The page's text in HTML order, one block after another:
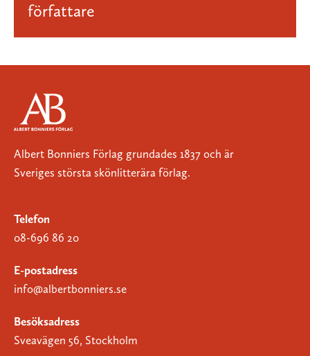
författare
Albert Bonniers Förlag grundades 1837 och är
Sveriges största skönlitterära förlag.
Telefon
08-696 86 20
E-postadress
info@albertbonniers.se
Besöksadress
Sveavägen 56, Stockholm